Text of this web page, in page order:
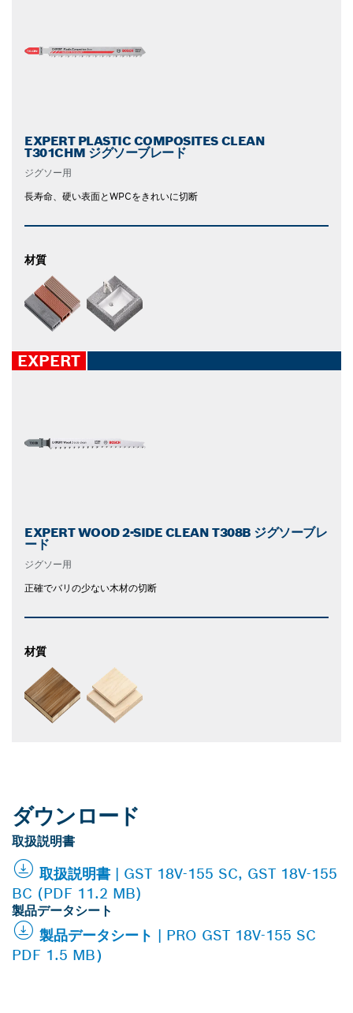
EXPERT PLASTIC COMPOSITES CLEAN
T301CHM ジグソーブレード
ジグソー用
長寿命、硬い表面とWPCをきれいに切断
材質
EXPERT
EXPERT WOOD 2-SIDE CLEAN T308B ジグソーブレ
ード
ジグソー用
正確でバリの少ない木材の切断
材質
ダウンロード
取扱説明書
取扱説明書 | GST 18V-155 SC, GST 18V-155
BC (PDF 11.2 MB)
製品データシート
製品データシート | PRO GST 18V-155 SC
PDF 1.5 MB）